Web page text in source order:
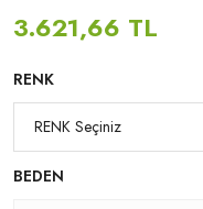
3.621,66 TL
RENK
BEDEN